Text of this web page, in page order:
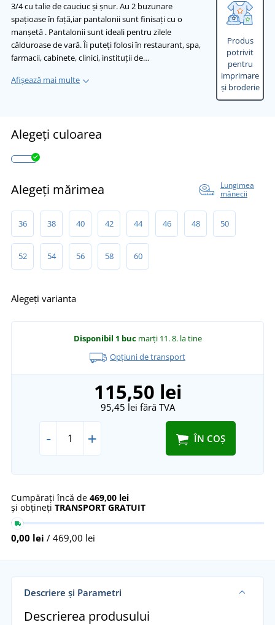
3/4 cu talie de cauciuc și șnur. Au 2 buzunare
spațioase în față,iar pantalonii sunt finisați cu o
manșetă . Pantalonii sunt ideali pentru zilele
călduroase de vară. Îi puteți folosi în restaurant, spa,
farmacii, cabinete, clinici, instituții de…
Afișează mai multe
Produs
potrivit
pentru
imprimare
și broderie
Alegeți culoarea
Alegeți mărimea
Lungimea
mânecii
36 38 40 42 44 46 48 50
52 54 56 58 60
Alegeți varianta
Disponibil 1 buc marți 11. 8. la tine
Opțiuni de transport
115,50 lei
95,45 lei fără TVA
- + ÎN COȘ
Cumpărați încă de 469,00 lei
și obțineți TRANSPORT GRATUIT
0,00 lei / 469,00 lei
Descriere și Parametri
Descrierea produsului